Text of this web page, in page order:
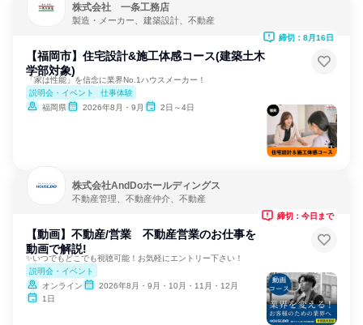
株式会社 一条工務店
製造・メーカー、建築設計、不動産
【福岡市】住宅設計&施工体感コース(建築土木
学部対象)
「家は性能」を信念に業界No.1ハウスメーカー！
説明会・イベント
仕事体験
福岡県
2026年8月・9月 2日～4日
締切：8月16日
株式会社AndDoホールディングス
不動産管理、不動産仲介、不動産
【動画】不動産/営業 不動産営業のお仕事を
動画で解説!
✨いつでもどこでも視聴可能！お気軽にエントリー下さい！
説明会・イベント
オンライン
2026年8月・9月・10月・11月・12月
1日
締切：今日まで